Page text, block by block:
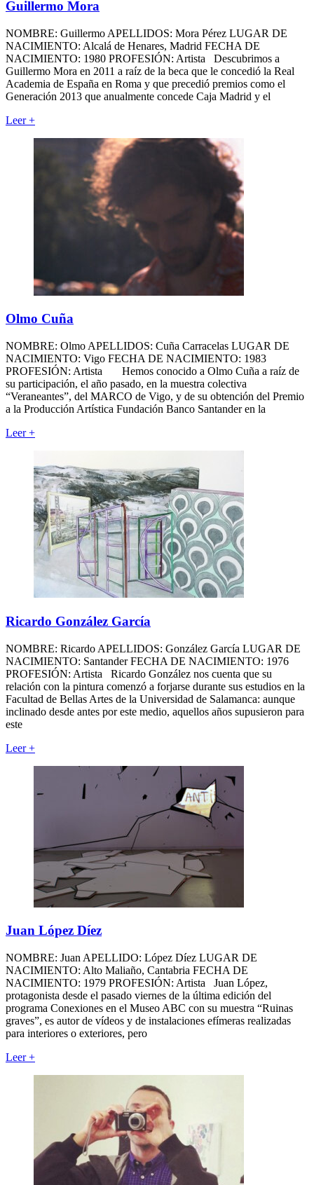
Guillermo Mora
NOMBRE: Guillermo APELLIDOS: Mora Pérez LUGAR DE
NACIMIENTO: Alcalá de Henares, Madrid FECHA DE
NACIMIENTO: 1980 PROFESIÓN: Artista Descubrimos a
Guillermo Mora en 2011 a raíz de la beca que le concedió la Real
Academia de España en Roma y que precedió premios como el
Generación 2013 que anualmente concede Caja Madrid y el
Leer+
Olmo Cuña
NOMBRE: Olmo APELLIDOS: Cuña Carracelas LUGAR DE
NACIMIENTO: Vigo FECHA DE NACIMIENTO: 1983
PROFESIÓN: Artista Hemos conocido a Olmo Cuña a raíz de
su participación, el año pasado, en la muestra colectiva
“Veraneantes”, del MARCO de Vigo, y de su obtención del Premio
a la Producción Artística Fundación Banco Santander en la
Leer+
Ricardo González García
NOMBRE: Ricardo APELLIDOS: González García LUGAR DE
NACIMIENTO: Santander FECHA DE NACIMIENTO: 1976
PROFESIÓN: Artista Ricardo González nos cuenta que su
relación con la pintura comenzó a forjarse durante sus estudios en la
Facultad de Bellas Artes de la Universidad de Salamanca: aunque
inclinado desde antes por este medio, aquellos años supusieron para
este
Leer+
Juan López Díez
NOMBRE: Juan APELLIDO: López Díez LUGAR DE
NACIMIENTO: Alto Maliaño, Cantabria FECHA DE
NACIMIENTO: 1979 PROFESIÓN: Artista Juan López,
protagonista desde el pasado viernes de la última edición del
programa Conexiones en el Museo ABC con su muestra “Ruinas
graves”, es autor de vídeos y de instalaciones efímeras realizadas
para interiores o exteriores, pero
Leer+